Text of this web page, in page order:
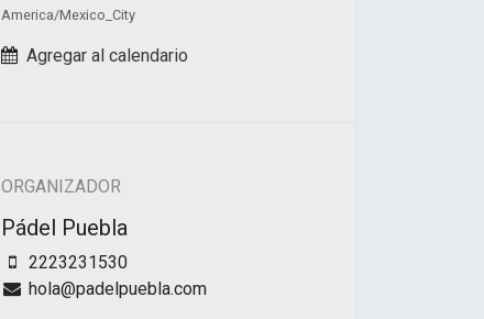
America/Mexico_City
Agregar al calendario
ORGANIZADOR
Pádel Puebla
2223231530
hola@padelpuebla.com